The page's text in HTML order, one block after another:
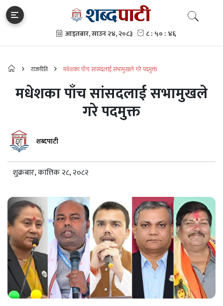
राजनीति मधेशका पाँच सांसदलाई सभामुखले गरे पदमुक्त
मधेशका पाँच सांसदलाई सभामुखले
गरे पदमुक्त
शब्दपाटी
शुक्रबार, कात्तिक २८, २०८२